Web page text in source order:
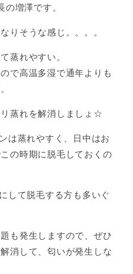
増澤です。
りそうな感じ。。。。
蒸れやすい。
で高温多湿で通年よりも
蒸れを解消しましょ☆
は蒸れやすく、日中はお
の時期に脱毛しておくの
して脱毛する方も多いぐ
も発生しますので、ぜひ
消して、匂いが発生しな